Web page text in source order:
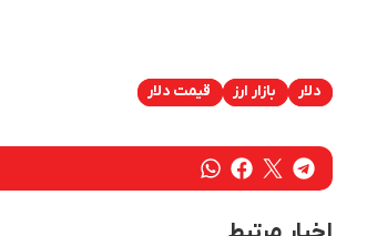
دلار بازار ارز قیمت دلار